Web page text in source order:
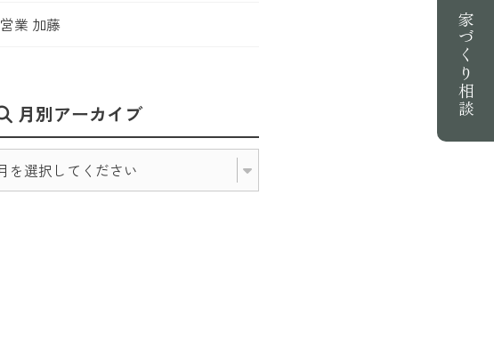
営業 加藤
月別アーカイブ 家づくり相談